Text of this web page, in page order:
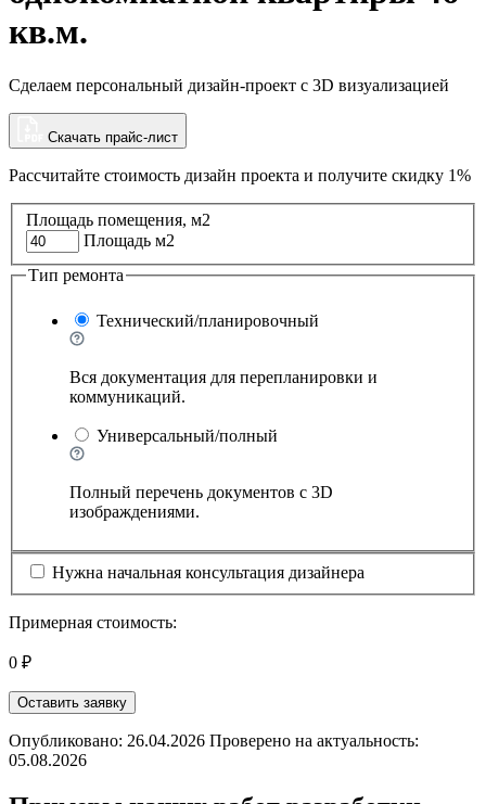
кв.м.
Сделаем персональный дизайн-проект с 3D визуализацией
Скачать прайс-лист
Рассчитайте стоимость дизайн проекта и получите скидку 1%
Площадь помещения, м2
Площадь м2
Тип ремонта
Технический/планировочный
Вся документация для перепланировки и
коммуникаций.
Универсальный/полный
Полный перечень документов с 3D
изображдениями.
Нужна начальная консультация дизайнера
Примерная стоимость:
0 ₽
Оставить заявку
Опубликовано: 26.04.2026 Проверено на актуальность:
05.08.2026